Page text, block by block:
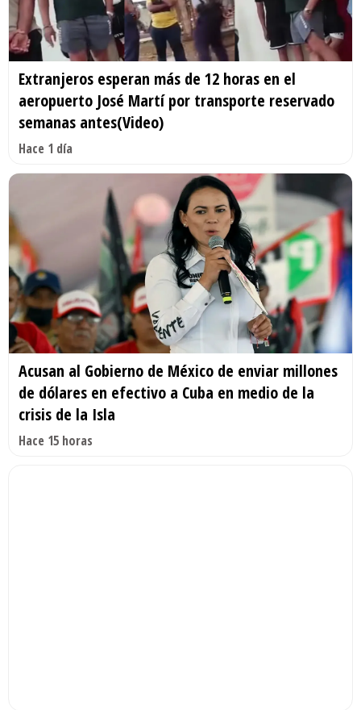
Extranjeros esperan más de 12 horas en el
aeropuerto José Martí por transporte reservado
semanas antes(Video)
Hace 1 día
Acusan al Gobierno de México de enviar millones
de dólares en efectivo a Cuba en medio de la
crisis de la Isla
Hace 15 horas